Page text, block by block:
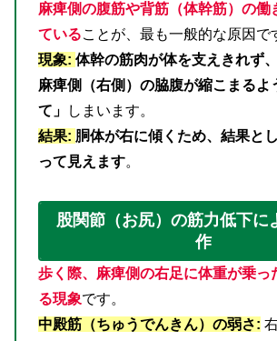
麻痺側の腹筋や背筋（体幹筋）の働
ていることが、最も一般的な原因で
現象: 体幹の筋肉が体を支えきれず
麻痺側（右側）の脇腹が縮こまるよ
て」
しまいます。
結果: 胴体が右に傾くため、結果と
って見えます。
股関節（お尻）の筋力低下に
作
歩く際、麻痺側の右足に体重が乗っ
る現象です。
中殿筋（ちゅうでんきん）の弱さ: